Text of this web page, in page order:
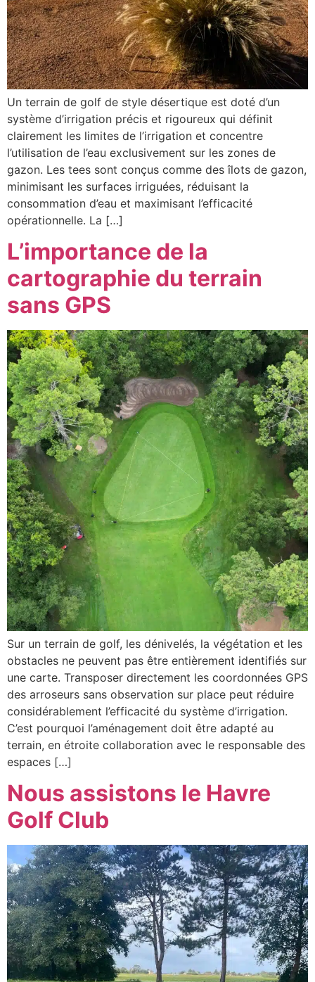
Un terrain de golf de style désertique est doté d’un
système d’irrigation précis et rigoureux qui définit
clairement les limites de l’irrigation et concentre
l’utilisation de l’eau exclusivement sur les zones de
gazon. Les tees sont conçus comme des îlots de gazon,
minimisant les surfaces irriguées, réduisant la
consommation d’eau et maximisant l’efficacité
opérationnelle. La […]
L’importance de la
cartographie du terrain
sans GPS
Sur un terrain de golf, les dénivelés, la végétation et les
obstacles ne peuvent pas être entièrement identifiés sur
une carte. Transposer directement les coordonnées GPS
des arroseurs sans observation sur place peut réduire
considérablement l’efficacité du système d’irrigation.
C’est pourquoi l’aménagement doit être adapté au
terrain, en étroite collaboration avec le responsable des
espaces […]
Nous assistons le Havre
Golf Club